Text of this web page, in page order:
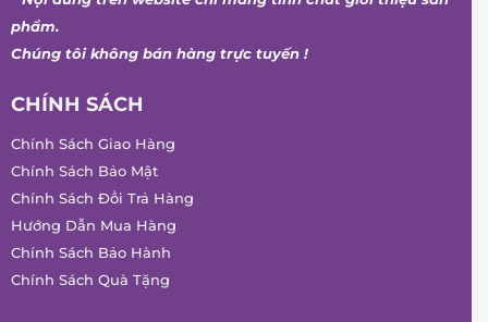
phẩm.
Chúng tôi không bán hàng trực tuyến !
CHÍNH SÁCH
Chính Sách Giao Hàng
Chính Sách Bảo Mật
Chính Sách Đổi Trả Hàng
Hướng Dẫn Mua Hàng
Chính Sách Bảo Hành
Chính Sách Quà Tặng